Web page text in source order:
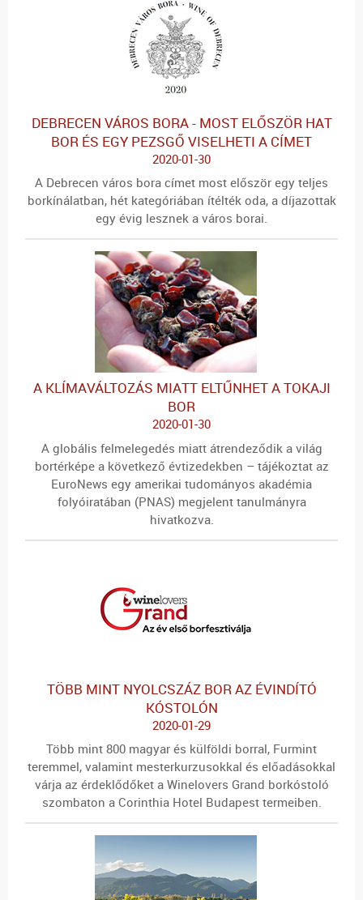
DEBRECEN VÁROS BORA - MOST ELŐSZÖR HAT
BOR ÉS EGY PEZSGŐ VISELHETI A CÍMET
2020-01-30
A Debrecen város bora címet most először egy teljes
borkínálatban, hét kategóriában ítélték oda, a díjazottak
egy évig lesznek a város borai.
A KLÍMAVÁLTOZÁS MIATT ELTŰNHET A TOKAJI
BOR
2020-01-30
A globális felmelegedés miatt átrendeződik a világ
bortérképe a következő évtizedekben – tájékoztat az
EuroNews egy amerikai tudományos akadémia
folyóiratában (PNAS) megjelent tanulmányra
hivatkozva.
TÖBB MINT NYOLCSZÁZ BOR AZ ÉVINDÍTÓ
KÓSTOLÓN
2020-01-29
Több mint 800 magyar és külföldi borral, Furmint
teremmel, valamint mesterkurzusokkal és előadásokkal
várja az érdeklődőket a Winelovers Grand borkóstoló
szombaton a Corinthia Hotel Budapest termeiben.